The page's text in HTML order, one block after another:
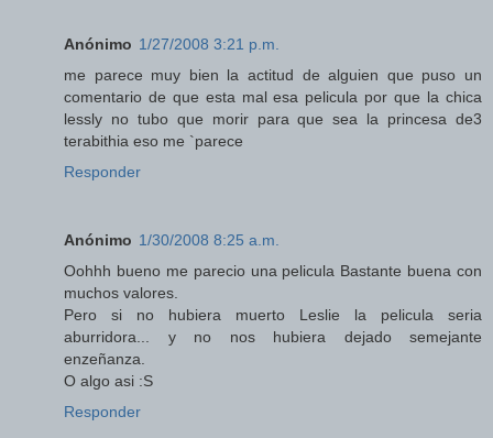
Anónimo 1/27/2008 3:21 p.m.
me parece muy bien la actitud de alguien que puso un
comentario de que esta mal esa pelicula por que la chica
lessly no tubo que morir para que sea la princesa de3
terabithia eso me `parece
Responder
Anónimo 1/30/2008 8:25 a.m.
Oohhh bueno me parecio una pelicula Bastante buena con
muchos valores.
Pero si no hubiera muerto Leslie la pelicula seria
aburridora... y no nos hubiera dejado semejante
enzeñanza.
O algo asi :S
Responder